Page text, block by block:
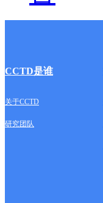
CCTD是谁
关于CCTD
研究团队